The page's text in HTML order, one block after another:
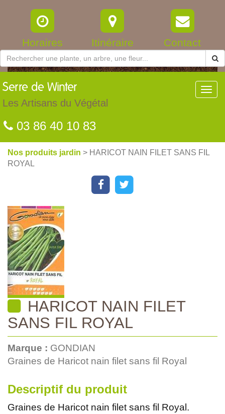
Horaires Itinéraire Contact
Serre de Winter
Les Artisans du Végétal
03 86 40 10 83
Nos produits jardin > HARICOT NAIN FILET SANS FIL
ROYAL
HARICOT NAIN FILET
SANS FIL ROYAL
Marque : GONDIAN
Graines de Haricot nain filet sans fil Royal
Descriptif du produit
Graines de Haricot nain filet sans fil Royal.